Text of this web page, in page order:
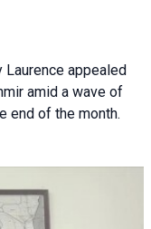
Laurence appealed
amid a wave of
end of the month.